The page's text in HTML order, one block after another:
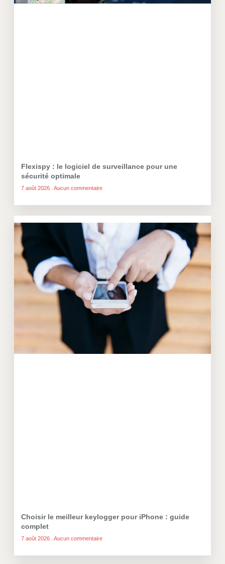
Flexispy : le logiciel de surveillance pour une
sécurité optimale
7 août 2026 Aucun commentaire
Choisir le meilleur keylogger pour iPhone : guide
complet
7 août 2026 Aucun commentaire